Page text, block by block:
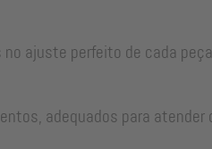
ajuste perfeito de cada
adequados para